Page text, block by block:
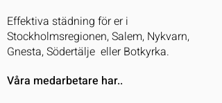
Effektiva städning för er i
Stockholmsregionen, Salem, Nykvarn,
Gnesta, Södertälje eller Botkyrka.
Våra medarbetare har..